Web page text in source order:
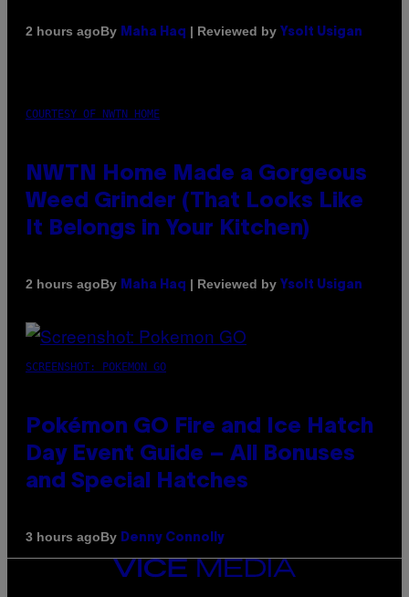
2 hours agoBy Maha Haq | Reviewed by Ysolt Usigan
COURTESY OF NWTN HOME
NWTN Home Made a Gorgeous
Weed Grinder (That Looks Like
It Belongs in Your Kitchen)
2 hours agoBy Maha Haq | Reviewed by Ysolt Usigan
SCREENSHOT: POKEMON GO
Pokémon GO Fire and Ice Hatch
Day Event Guide – All Bonuses
and Special Hatches
3 hours agoBy Denny Connolly
VICE
MEDIA